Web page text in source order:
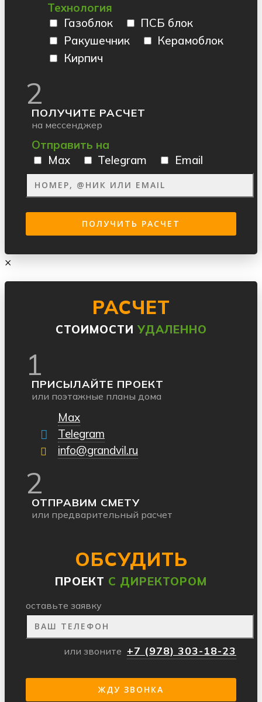
Технология
Газоблок
ПСБ блок
Ракушечник
Керамоблок
Кирпич
2
ПОЛУЧИТЕ РАСЧЕТ
на мессенджер
Отправить на
Max
Telegram Email
×
РАСЧЕТ
СТОИМОСТИ УДАЛЕННО
1
ПРИСЫЛАЙТЕ ПРОЕКТ
или поэтажные планы дома
Max
Telegram
info@grandvil.ru
2
ОТПРАВИМ СМЕТУ
или предварительный расчет
ОБСУДИТЬ
ПРОЕКТ С ДИРЕКТОРОМ
оставьте заявку
или звоните +7 (978) 303-18-23